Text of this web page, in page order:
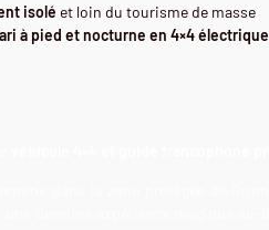
isolé et loin du tourisme de masse
à pied et nocturne en 4×4 électrique